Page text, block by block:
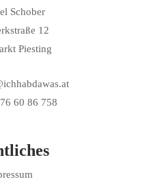
Schober
12
Piesting
60 86 758